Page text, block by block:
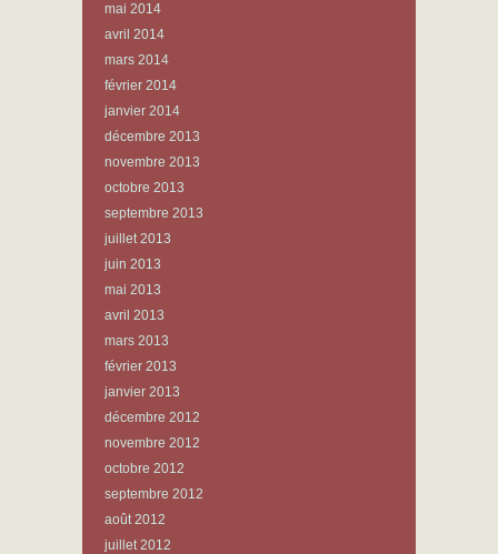
mai 2014
avril 2014
mars 2014
février 2014
janvier 2014
décembre 2013
novembre 2013
octobre 2013
septembre 2013
juillet 2013
juin 2013
mai 2013
avril 2013
mars 2013
février 2013
janvier 2013
décembre 2012
novembre 2012
octobre 2012
septembre 2012
août 2012
juillet 2012